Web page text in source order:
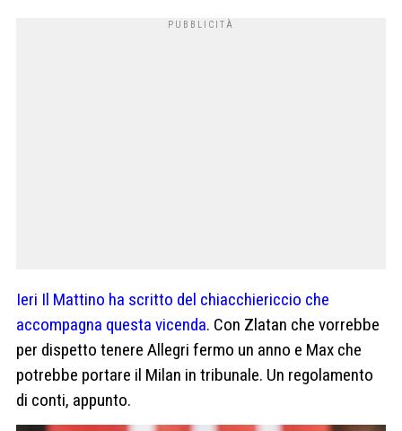
Ieri Il Mattino ha scritto del chiacchiericcio che
accompagna questa vicenda. Con Zlatan che vorrebbe
per dispetto tenere Allegri fermo un anno e Max che
potrebbe portare il Milan in tribunale. Un regolamento
di conti, appunto.